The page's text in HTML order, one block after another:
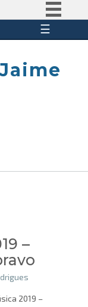
☰
–
2019 –